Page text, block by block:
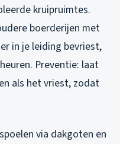
kruipruimtes.
boerderijen met
in je leiding bevriest,
Preventie: laat
als het vriest, zodat
via dakgoten en